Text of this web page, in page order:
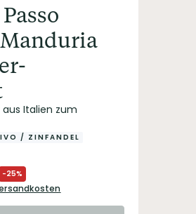
Italien zum
/ ZINFANDEL
-25%